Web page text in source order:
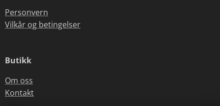
Personvern
Vilkår og betingelser
Butikk
Om oss
Kontakt